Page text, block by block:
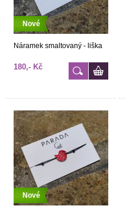
Nové
Náramek smaltovaný - liška
180,- Kč
Nové